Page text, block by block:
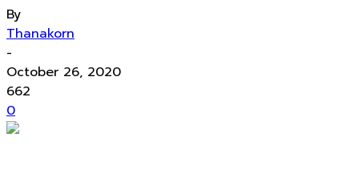
By
Thanakorn
-
October 26, 2020
662
0